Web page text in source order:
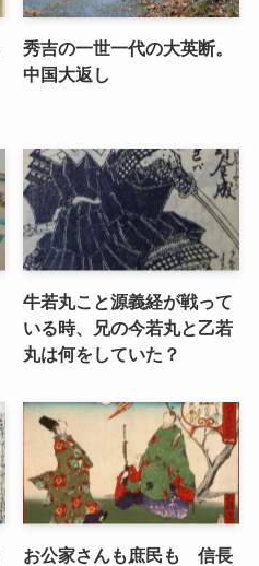
秀吉の一世一代の大英断。
中国大返し
牛若丸こと源義経が戦って
いる時、兄の今若丸と乙若
丸は何をしていた？
お公家さんも庶民も 信長